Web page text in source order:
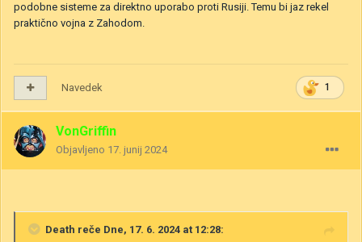
podobne sisteme za direktno uporabo proti Rusiji. Temu bi jaz rekel
praktično vojna z Zahodom.
1
Navedek
VonGriffin
Objavljeno 17. junij 2024
Death reče Dne, 17. 6. 2024 at 12:28: